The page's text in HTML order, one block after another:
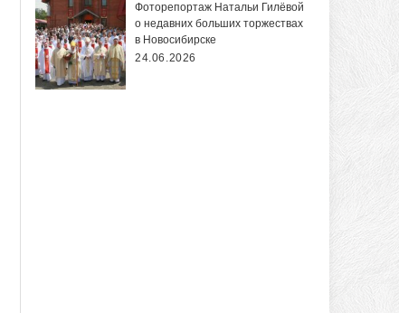
Фоторепортаж Натальи Гилёвой
о недавних больших торжествах
в Новосибирске
24.06.2026